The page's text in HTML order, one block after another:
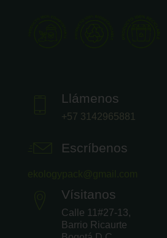
Llámenos
+57 3142965881
Escríbenos
Vísitanos
Calle 11#27-13,
Barrio Ricaurte